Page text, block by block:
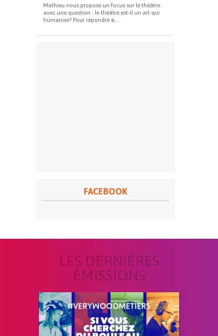
Mathieu nous propose un focus sur le théâtre
avec une question : le théâtre est-il un art qui
humanise? Pour répondre à...
FACEBOOK
LES DERNIÈRES
ÉMISSIONS